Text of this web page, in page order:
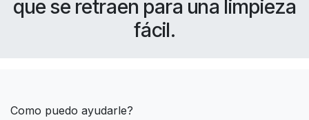
que se retraen para una limpieza
fácil.
Como puedo ayudarle?